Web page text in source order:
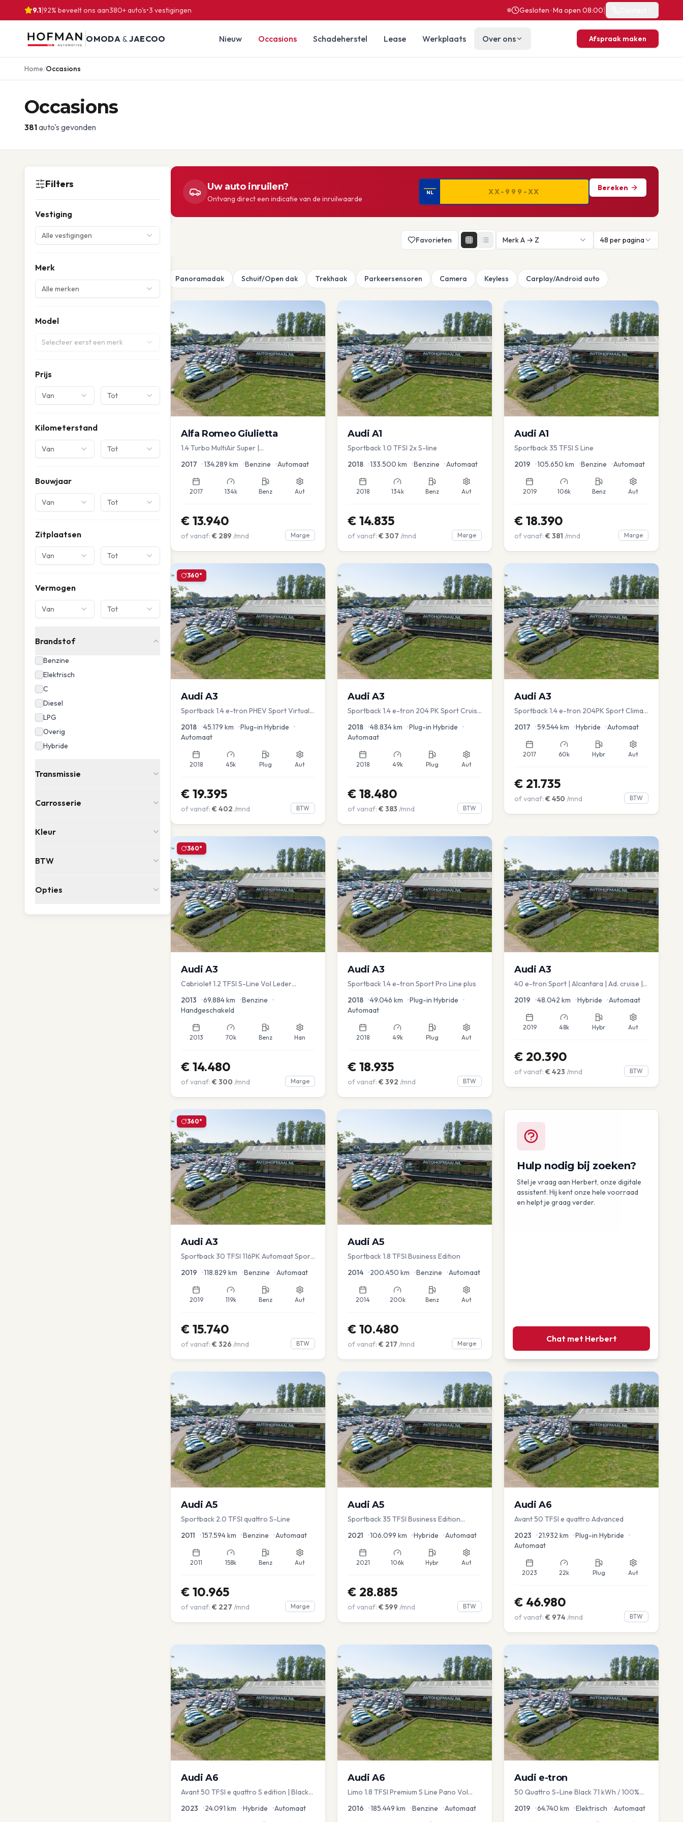
9.1|92% beveelt ons aan380+ auto's•3 vestigingen Gesloten · Ma open 08:00
OMODA &JAECOO Nieuw Occasions Schadeherstel Lease Werkplaats Over ons Afspraak maken
Home/Occasions
Occasions
381auto's gevonden
Filters
Vestiging
Alle vestigingen
Merk
Alle merken
Model
Selecteer eerst een merk
Prijs
Van Tot
Kilometerstand
Van Tot
Bouwjaar
Van Tot
Zitplaatsen
Van Tot
Vermogen
Van Tot
Brandstof
Benzine
Elektrisch
C
Diesel
LPG
Overig
Hybride
Transmissie
Carrosserie
Kleur
BTW
Opties
Uw auto inruilen?
Ontvang direct een indicatie van de inruilwaarde
NL
Bereken
Favorieten Merk A → Z 48 per pagina
Panoramadak Schuif/Open dak Trekhaak Parkeersensoren Camera Keyless Carplay/Android auto
Alfa Romeo Giulietta
1.4 Turbo MultiAir Super |
2017 •134.289 km •Benzine •Automaat
2017 134k Benz Aut
€ 13.940
of vanaf: € 289 /mnd Marge
Audi A1
Sportback 1.0 TFSI 2x S-line
2018 •133.500 km •Benzine •Automaat
2018 134k Benz Aut
€ 14.835
of vanaf: € 307 /mnd Marge
Audi A1
Sportback 35 TFSI S Line
2019 •105.650 km •Benzine •Automaat
2019 106k Benz Aut
€ 18.390
of vanaf: € 381 /mnd Marge
360°
Audi A3
Sportback 1.4 e-tron PHEV Sport Virtual
2018 •45.179 km •Plug-in Hybride •
Automaat
2018 45k Plug Aut
€ 19.395
of vanaf: € 402 /mnd BTW
Audi A3
Sportback 1.4 e-tron 204 PK Sport Cruise
2018 •48.834km •Plug-in Hybride •
Automaat
2018 49k Plug Aut
€ 18.480
of vanaf: € 383 /mnd BTW
Audi A3
Sportback 1.4 e-tron 204PK Sport Clima
2017 •59.544km •Hybride •Automaat
2017 60k Hybr Aut
€ 21.735
of vanaf: € 450 /mnd BTW
360°
Audi A3
Cabriolet 1.2 TFSI S-Line Vol Leder
2013 •69.884km •Benzine •
Handgeschakeld
2013 70k Benz Han
€ 14.480
of vanaf: € 300 /mnd Marge
Audi A3
Sportback 1.4 e-tron Sport Pro Line plus
2018 •49.046 km •Plug-in Hybride •
Automaat
2018 49k Plug Aut
€ 18.935
of vanaf: € 392 /mnd BTW
Audi A3
40 e-tron Sport | Alcantara | Ad. cruise |
2019 •48.042 km •Hybride •Automaat
2019 48k Hybr Aut
€ 20.390
of vanaf: € 423 /mnd BTW
360°
Audi A3
Sportback 30 TFSI 116PK Automaat Sport
2019 •118.829 km •Benzine •Automaat
2019 119k Benz Aut
€ 15.740
of vanaf: € 326 /mnd BTW
Audi A5
Sportback 1.8 TFSI Business Edition
2014 •200.450 km •Benzine •Automaat
2014 200k Benz Aut
€ 10.480
of vanaf: € 217 /mnd Marge
Hulp nodig bij zoeken?
Stel je vraag aan Herbert, onze digitale
assistent. Hij kent onze hele voorraad
en helpt je graag verder.
Chat met Herbert
Audi A5
Sportback 2.0 TFSI quattro S-Line
2011 •157.594km •Benzine •Automaat
2011 158k Benz Aut
€ 10.965
of vanaf: € 227 /mnd Marge
Audi A5
Sportback 35 TFSI Business Edition
2021 •106.099 km •Hybride •Automaat
2021 106k Hybr Aut
€ 28.885
of vanaf: € 599 /mnd BTW
Audi A6
Avant 50 TFSI e quattro Advanced
2023 •21.932 km •Plug-in Hybride •
Automaat
2023 22k Plug Aut
€ 46.980
of vanaf: € 974 /mnd BTW
Audi A6
Avant 50 TFSI e quattro S edition | Black
Virtual
2023 •24.091 km •Hybride •Automaat
Audi A6
Limo 1.8 TFSI Premium S Line Pano Vol
aKlep
2016 •185.449 km •Benzine •Automaat
Audi e-tron
50 Quattro S-Line Black 71 kWh / 100%
2019 •64.740 km •Elektrisch •Automaat